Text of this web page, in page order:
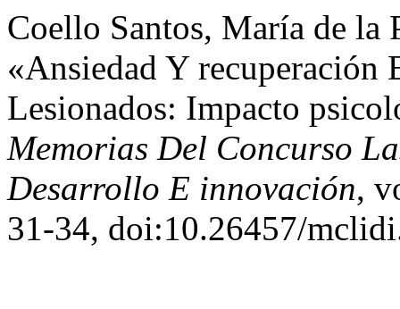
Coello Santos, María de la
«Ansiedad Y recuperación
Lesionados: Impacto
Memorias Del Concurso
Desarrollo E innovación,
31-34, doi:10.26457/